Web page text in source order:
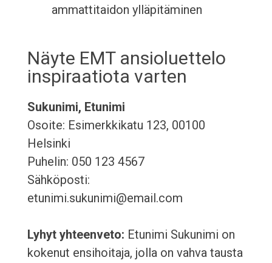
ammattitaidon ylläpitäminen
Näyte EMT ansioluettelo
inspiraatiota varten
Sukunimi, Etunimi
Osoite: Esimerkkikatu 123, 00100
Helsinki
Puhelin: 050 123 4567
Sähköposti:
etunimi.sukunimi@email.com
Lyhyt yhteenveto: Etunimi Sukunimi on
kokenut ensihoitaja, jolla on vahva tausta